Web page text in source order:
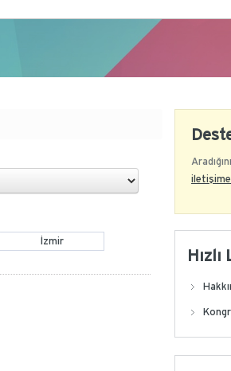
İzmir
iletişime